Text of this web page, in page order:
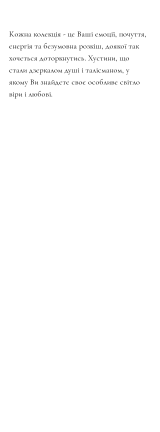
Кожна колекція - це Ваші емоції, почуття,
енергія та безумовна розкіш, доякої так
хочеться доторкнутись. Хустини, що
стали дзеркалом душі і талісманом, у
якому Ви знайдете своє особливе світло
віри і любові.